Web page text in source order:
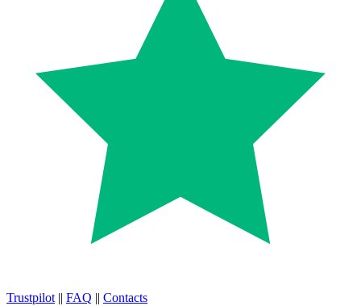
Trustpilot || FAQ || Contacts